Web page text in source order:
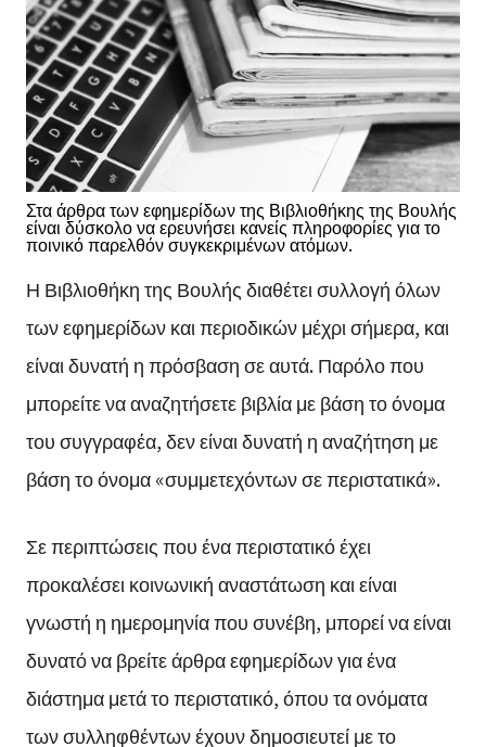
Στα άρθρα των εφημερίδων της Βιβλιοθήκης της Βουλής
είναι δύσκολο να ερευνήσει κανείς πληροφορίες για το
ποινικό παρελθόν συγκεκριμένων ατόμων.
Η Βιβλιοθήκη της Βουλής διαθέτει συλλογή όλων
των εφημερίδων και περιοδικών μέχρι σήμερα, και
είναι δυνατή η πρόσβαση σε αυτά. Παρόλο που
μπορείτε να αναζητήσετε βιβλία με βάση το όνομα
του συγγραφέα, δεν είναι δυνατή η αναζήτηση με
βάση το όνομα «συμμετεχόντων σε περιστατικά».
Σε περιπτώσεις που ένα περιστατικό έχει
προκαλέσει κοινωνική αναστάτωση και είναι
γνωστή η ημερομηνία που συνέβη, μπορεί να είναι
δυνατό να βρείτε άρθρα εφημερίδων για ένα
διάστημα μετά το περιστατικό, όπου τα ονόματα
των συλληφθέντων έχουν δημοσιευτεί με το